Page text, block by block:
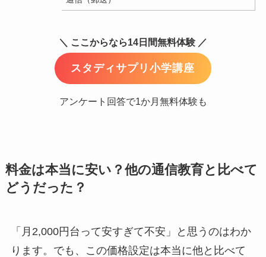
＼ ここからなら14日間無料体験 ／
スタディサプリ小学講座
アンケート回答で1か月無料体験も
料金は本当に安い？他の通信教育と比べて
どうだった？
「月2,000円台って安すぎて不安」と思うのはわか
ります。でも、この価格設定は本当に他と比べて